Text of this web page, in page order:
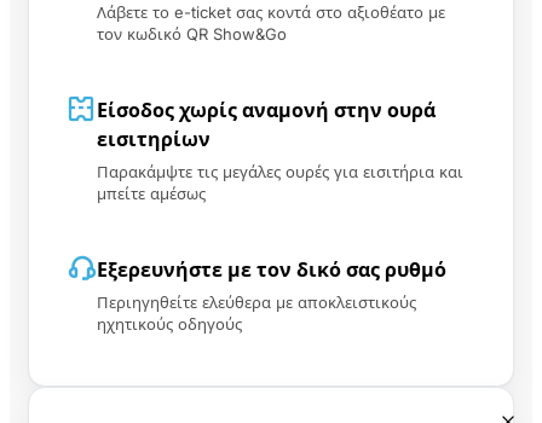
Λάβετε το e-ticket σας κοντά στο αξιοθέατο με
τον κωδικό QR Show&Go
Είσοδος χωρίς αναμονή στην ουρά
εισιτηρίων
Παρακάμψτε τις μεγάλες ουρές για εισιτήρια και
μπείτε αμέσως
Εξερευνήστε με τον δικό σας ρυθμό
Περιηγηθείτε ελεύθερα με αποκλειστικούς
ηχητικούς οδηγούς